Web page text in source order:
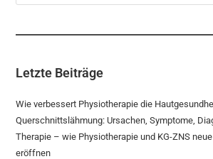
Letzte Beiträge
Wie verbessert Physiotherapie die
Querschnittslähmung: Ursachen, Symptome,
Therapie – wie Physiotherapie und KG-ZNS
eröffnen